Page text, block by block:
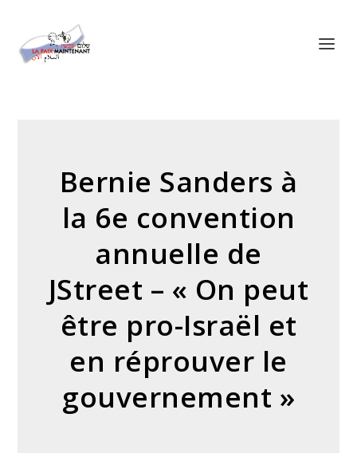
Bernie Sanders à
la 6e convention
annuelle de
JStreet – « On peut
être pro-Israël et
en réprouver le
gouvernement »